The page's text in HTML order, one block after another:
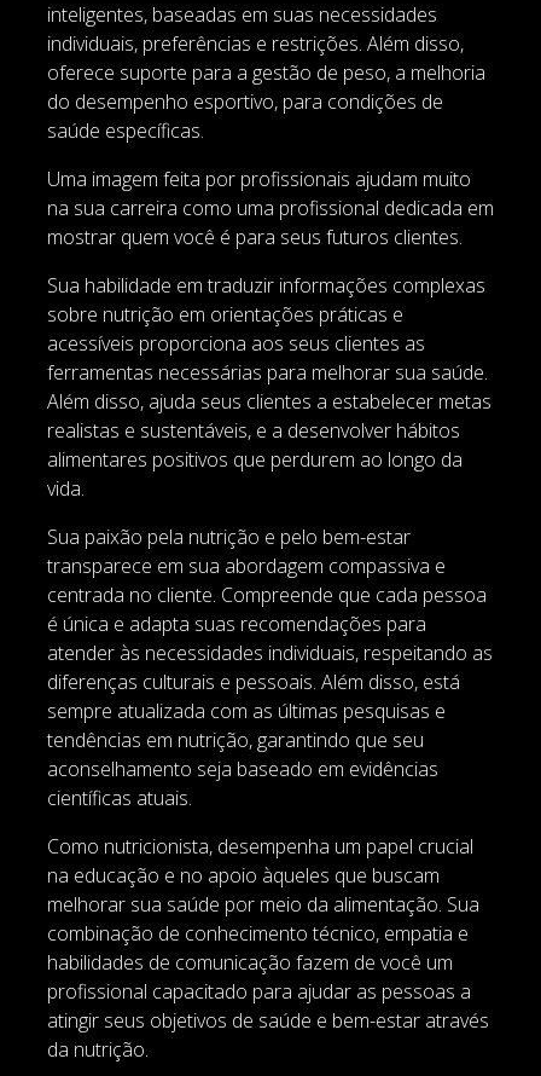
inteligentes, baseadas em suas necessidades
individuais, preferências e restrições. Além disso,
oferece suporte para a gestão de peso, a melhoria
do desempenho esportivo, para condições de
saúde específicas.
Uma imagem feita por profissionais ajudam muito
na sua carreira como uma profissional dedicada em
mostrar quem você é para seus futuros clientes.
Sua habilidade em traduzir informações complexas
sobre nutrição em orientações práticas e
acessíveis proporciona aos seus clientes as
ferramentas necessárias para melhorar sua saúde.
Além disso, ajuda seus clientes a estabelecer metas
realistas e sustentáveis, e a desenvolver hábitos
alimentares positivos que perdurem ao longo da
vida.
Sua paixão pela nutrição e pelo bem-estar
transparece em sua abordagem compassiva e
centrada no cliente. Compreende que cada pessoa
é única e adapta suas recomendações para
atender às necessidades individuais, respeitando as
diferenças culturais e pessoais. Além disso, está
sempre atualizada com as últimas pesquisas e
tendências em nutrição, garantindo que seu
aconselhamento seja baseado em evidências
científicas atuais.
Como nutricionista, desempenha um papel crucial
na educação e no apoio àqueles que buscam
melhorar sua saúde por meio da alimentação. Sua
combinação de conhecimento técnico, empatia e
habilidades de comunicação fazem de você um
profissional capacitado para ajudar as pessoas a
atingir seus objetivos de saúde e bem-estar através
da nutrição.